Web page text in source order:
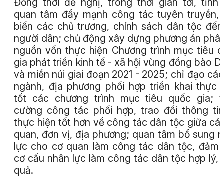
quan tâm đẩy mạnh công tác tuyên truyền,
biến các chủ trương, chính sách dân tộc
người dân; chủ động xây dựng phương án
nguồn vốn thực hiện Chương trình mục tiêu
gia phát triển kinh tế - xã hội vùng đồng bào
và miền núi giai đoạn 2021 - 2025; chỉ đạo
ngành, địa phương phối hợp triển khai thực
tốt các chương trình mục tiêu quốc gia;
cường công tác phối hợp, trao đổi thông
thực hiện tốt hơn về công tác dân tộc giữa
quan, đơn vị, địa phương; quan tâm bổ sung
lực cho cơ quan làm công tác dân tộc, đảm
cơ cấu nhân lực làm công tác dân tộc hợp lý,
quả.